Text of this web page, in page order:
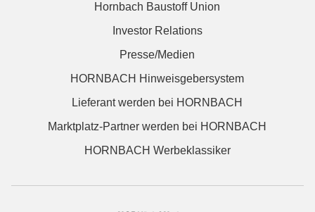
Hornbach Baustoff Union
Investor Relations
Presse/Medien
HORNBACH Hinweisgebersystem
Lieferant werden bei HORNBACH
Marktplatz-Partner werden bei HORNBACH
HORNBACH Werbeklassiker